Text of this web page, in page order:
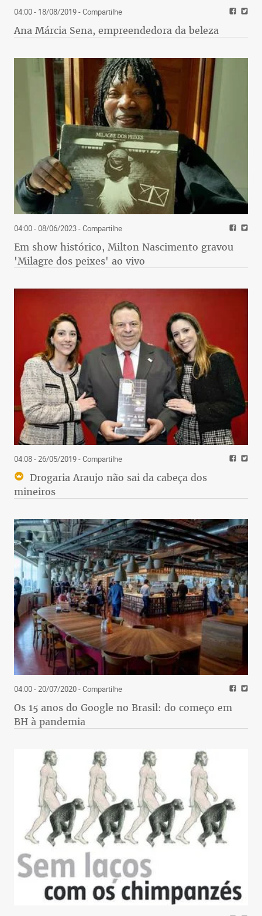
04:00 - 18/08/2019- Compartilhe
Ana Márcia Sena, empreendedora da beleza
04:00 - 08/06/2023- Compartilhe
Em show histórico, Milton Nascimento gravou
'Milagre dos peixes' ao vivo
04:08 - 26/05/2019- Compartilhe
Drogaria Araujo não sai da cabeça dos
mineiros
04:00 - 20/07/2020- Compartilhe
Os 15 anos do Google no Brasil: do começo em
BH à pandemia